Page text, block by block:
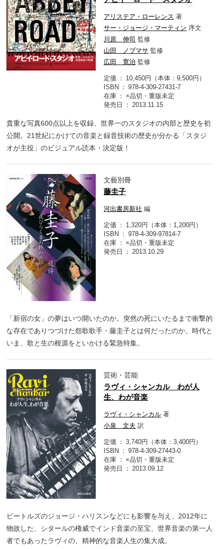
アリステア・ローレンス 著
サー・ジョージ・マーティン 序文
川原 伸司 監修
山田 ノブマサ 監修
広田 寛治 監修
定価
10,450円（本体：9,500円）
ISBN
978-4-309-27431-7
在庫
×品切・重版未定
発売日
2013.11.15
貴重な写真600点以上を収録、世界一のスタジオの内部と歴史を初
公開。21世紀にかけての音楽と録音技術の歴史が分かる「スタジ
オが主役」のビジュアル読本・決定版！
文藝別冊
藤圭子
河出書房新社 編
定価
1,320円（本体：1,200円）
ISBN
978-4-309-97814-7
在庫
×品切・重版未定
発売日
2013.10.29
「新宿の女」の夢はいつ開いたのか。突然の死にいたるまで衝撃的
な存在でありつづけた怨歌歌手・藤圭子とは何だったのか。時代と
いま、歌と生の根源をといかける緊急特集。
芸術・芸能
ラヴィ・シャンカル わが人
生、わが音楽
ラヴィ・シャンカル 著
小泉 文夫 訳
定価
3,740円（本体：3,400円）
ISBN
978-4-309-27443-0
在庫
×品切・重版未定
発売日
2013.09.12
ビートルズのジョージ・ハリスンなどにも影響を与え、2012年に
物故した、シタールの権威でインド音楽の至宝、世界音楽の第一人
者でもあったラヴィの、精神的な音楽人生の集大成。